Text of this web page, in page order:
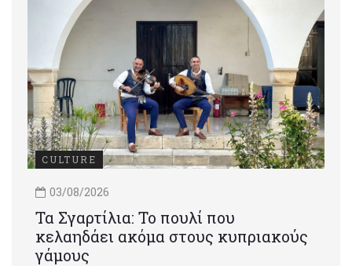
CULTURE
03/08/2026
Τα Σγαρτίλια: Το πουλί που
κελαηδάει ακόμα στους κυπριακούς
γάμους